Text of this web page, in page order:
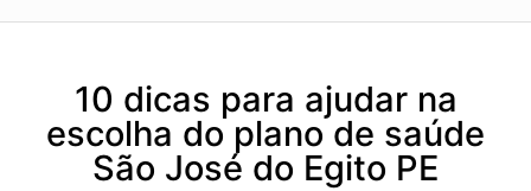
10 dicas para ajudar na
escolha do plano de saúde
São José do Egito PE